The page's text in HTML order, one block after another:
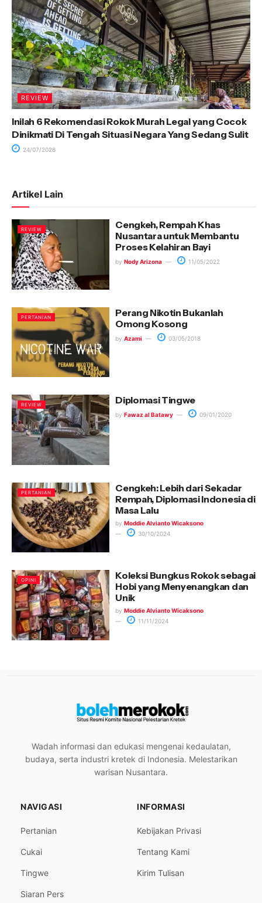
REVIEW
Inilah 6 Rekomendasi Rokok Murah Legal yang Cocok
Dinikmati Di Tengah Situasi Negara Yang Sedang Sulit
24/07/2026
Artikel Lain
REVIEW
Cengkeh, Rempah Khas
Nusantara untuk Membantu
Proses Kelahiran Bayi
by Nody Arizona 11/05/2022
PERTANIAN
Perang Nikotin Bukanlah
Omong Kosong
by Azami 03/05/2018
REVIEW Diplomasi Tingwe
by Fawaz al Batawy 09/01/2020
PERTANIAN
Cengkeh: Lebih dari Sekadar
Rempah, Diplomasi Indonesia di
Masa Lalu
by Moddie Alvianto Wicaksono
30/10/2024
OPINI
Koleksi Bungkus Rokok sebagai
Hobi yang Menyenangkan dan
Unik
by Moddie Alvianto Wicaksono
11/11/2024
Wadah informasi dan edukasi mengenai kedaulatan,
budaya, serta industri kretek di Indonesia. Melestarikan
warisan Nusantara.
NAVIGASI
Pertanian
Cukai
Tingwe
Siaran Pers
INFORMASI
Kebijakan Privasi
Tentang Kami
Kirim Tulisan